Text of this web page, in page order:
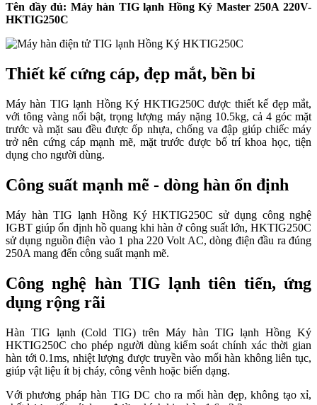
Tên đầy đủ: Máy hàn TIG lạnh Hồng Ký Master 250A 220V-
HKTIG250C
Thiết kế cứng cáp, đẹp mắt, bền bỉ
Máy hàn TIG lạnh Hồng Ký HKTIG250C được thiết kế đẹp mắt,
với tông vàng nổi bật, trọng lượng máy nặng 10.5kg, cả 4 góc mặt
trước và mặt sau đều được ốp nhựa, chống va đập giúp chiếc máy
trở nên cứng cáp mạnh mẽ, mặt trước được bố trí khoa học, tiện
dụng cho người dùng.
Công suất mạnh mẽ - dòng hàn ổn định
Máy hàn TIG lạnh Hồng Ký HKTIG250C sử dụng công nghệ
IGBT giúp ổn định hồ quang khi hàn ở công suất lớn, HKTIG250C
sử dụng nguồn điện vào 1 pha 220 Volt AC, dòng điện đầu ra đúng
250A mang đến công suất mạnh mẽ.
Công nghệ hàn TIG lạnh tiên tiến, ứng
dụng rộng rãi
Hàn TIG lạnh (Cold TIG) trên Máy hàn TIG lạnh Hồng Ký
HKTIG250C cho phép người dùng kiểm soát chính xác thời gian
hàn tới 0.1ms, nhiệt lượng được truyền vào mối hàn không liên tục,
giúp vật liệu ít bị cháy, công vênh hoặc biến dạng.
Với phương pháp hàn TIG DC cho ra mối hàn đẹp, không tạo xỉ,